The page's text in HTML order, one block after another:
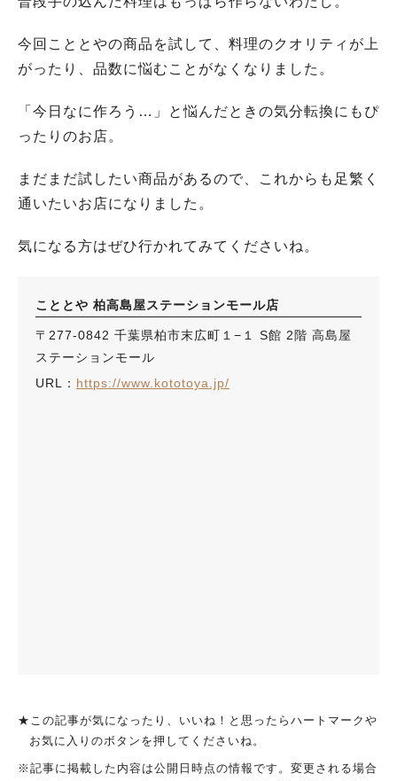
今回こととやの商品を試して、料理のクオリティが上
がったり、品数に悩むことがなくなりました。
「今日なに作ろう…」と悩んだときの気分転換にもぴ
ったりのお店。
まだまだ試したい商品があるので、これからも足繁く
通いたいお店になりました。
気になる方はぜひ行かれてみてくださいね。
こととや 柏高島屋ステーションモール店
〒277-0842 千葉県柏市末広町１−１ S館 2階 高島屋
ステーションモール
URL： https://www.kototoya.jp/
★この記事が気になったり、いいね！と思ったらハートマークや
お気に入りのボタンを押してくださいね。
※記事に掲載した内容は公開日時点の情報です。変更される場合